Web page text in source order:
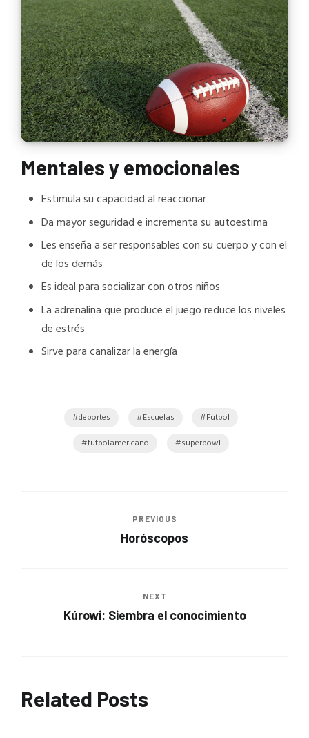
Mentales y emocionales
Estimula su capacidad al reaccionar
Da mayor seguridad e incrementa su autoestima
Les enseña a ser responsables con su cuerpo y con el
de los demás
Es ideal para socializar con otros niños
La adrenalina que produce el juego reduce los niveles
de estrés
Sirve para canalizar la energía
deportes Escuelas
Futbol
futbolamericano
superbowl
PREVIOUS
Horóscopos
NEXT
Kúrowi: Siembra el conocimiento
Related Posts